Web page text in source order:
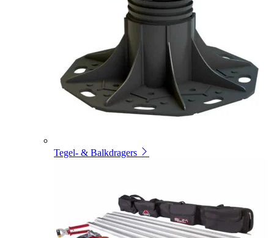
Tegel- & Balkdragers